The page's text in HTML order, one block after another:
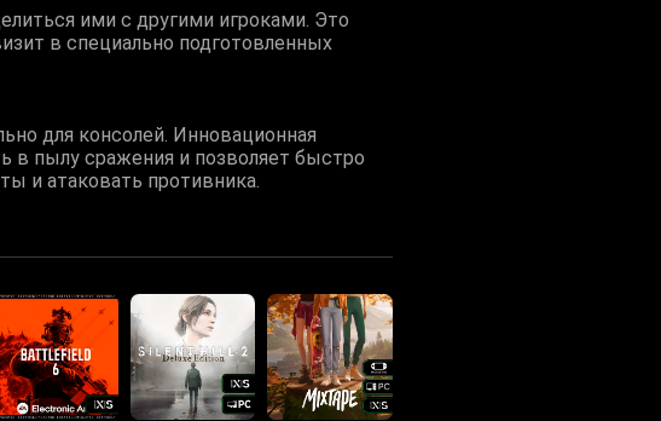
ими с другими игроками. Это
в специально подготовленных
для консолей. Инновационная
в пылу сражения и позволяет быстро
и атаковать противника.